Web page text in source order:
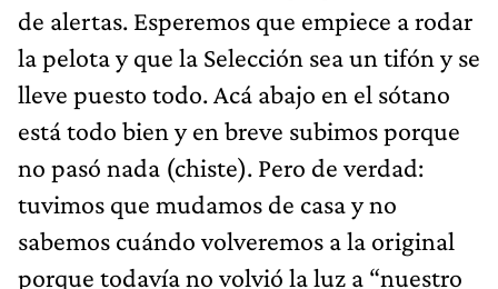
de alertas. Esperemos que empiece a rodar
la pelota y que la Selección sea un tifón y se
lleve puesto todo. Acá abajo en el sótano
está todo bien y en breve subimos porque
no pasó nada (chiste). Pero de verdad:
tuvimos que mudamos de casa y no
sabemos cuándo volveremos a la original
porque todavía no volvió la luz a “nuestro